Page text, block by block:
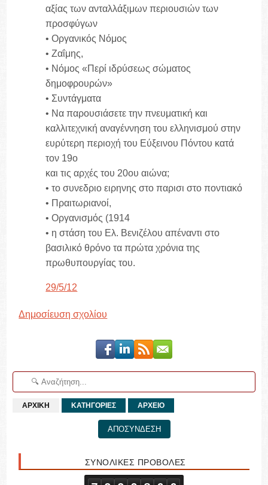
αξίας των ανταλλάξιμων περιουσιών των
προσφύγων
• Οργανικός Νόμος
• Ζαΐμης,
• Νόμος «Περί ιδρύσεως σώματος
δημοφρουρών»
• Συντάγματα
• Να παρουσιάσετε την πνευματική και
καλλιτεχνική αναγέννηση του ελληνισμού στην
ευρύτερη περιοχή του Εύξεινου Πόντου κατά
τον 19ο
και τις αρχές του 20ου αιώνα;
• το συνεδριο ειρηνης στο παρισι στο ποντιακό
• Πραιτωριανοί,
• Οργανισμός (1914
• η στάση του Ελ. Βενιζέλου απέναντι στο
βασιλικό θρόνο τα πρώτα χρόνια της
πρωθυπουργίας του.
29/5/12
Δημοσίευση σχολίου
ΑΡΧΙΚΗ ΚΑΤΗΓΟΡΙΕΣ ΑΡΧΕΙΟ
ΑΠΟΣΥΝΔΕΣΗ
ΣΥΝΟΛΙΚΕΣ ΠΡΟΒΟΛΕΣ